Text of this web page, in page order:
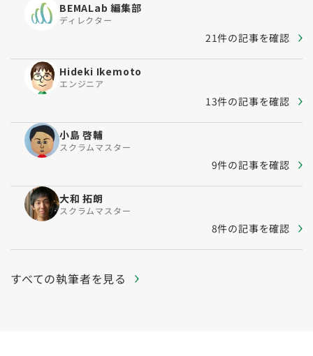
BEMALab 編集部
ディレクター
21件の記事を確認
Hideki Ikemoto
エンジニア
13件の記事を確認
小島 啓輔
スクラムマスター
9件の記事を確認
大和 拓朗
スクラムマスター
8件の記事を確認
すべての執筆者を見る